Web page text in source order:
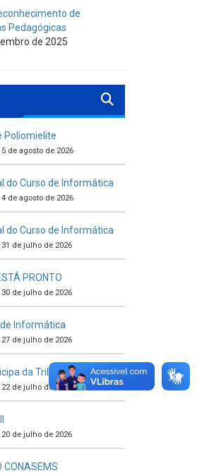
de
Pedagógicas
de 2025
Poliomielite
de agosto de 2026
do Curso de Informática
de agosto de 2026
do Curso de Informática
de julho de 2026
PRONTO
de julho de 2026
Informática
de julho de 2026
da Trilha da Proteção
de julho de 2026
de julho de 2026
CONASEMS